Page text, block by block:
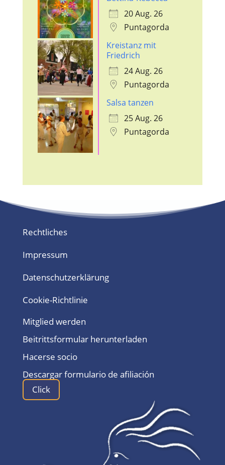
20 Aug. 26
Puntagorda
Kreistanz mit
Friedrich
24 Aug. 26
Puntagorda
Salsa tanzen
25 Aug. 26
Puntagorda
Rechtliches
Impressum
Datenschutzerklärung
Cookie-Richtlinie
Mitglied werden
Beitrittsformular herunterladen
Hacerse socio
Descargar formulario de afiliación
Click